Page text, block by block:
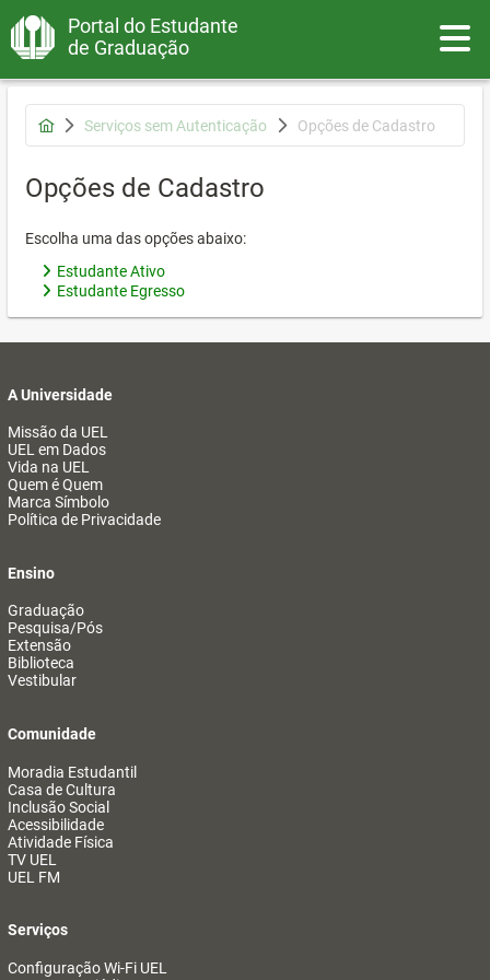
Portal do Estudante
de Graduação
Serviços sem Autenticação Opções de Cadastro
Opções de Cadastro
Escolha uma das opções abaixo:
Estudante Ativo
Estudante Egresso
A Universidade
Missão da UEL
UEL em Dados
Vida na UEL
Quem é Quem
Marca Símbolo
Política de Privacidade
Ensino
Graduação
Pesquisa/Pós
Extensão
Biblioteca
Vestibular
Comunidade
Moradia Estudantil
Casa de Cultura
Inclusão Social
Acessibilidade
Atividade Física
TV UEL
UEL FM
Serviços
Configuração Wi-Fi UEL